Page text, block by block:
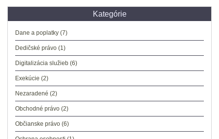
Kategórie
Dane a poplatky (7)
Dedičské právo (1)
Digitalizácia služieb (6)
Exekúcie (2)
Nezaradené (2)
Obchodné právo (2)
Občianske právo (6)